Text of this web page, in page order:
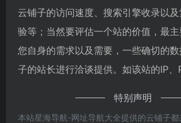
云铺子的访问速度、搜索引擎收录以
验等；当然要评估一个站的价值，最
您自身的需求以及需要，一些确切的
子的站长进行洽谈提供。如该站的IP、
特别声明
本站星海导航-网址导航大全提供的云铺子